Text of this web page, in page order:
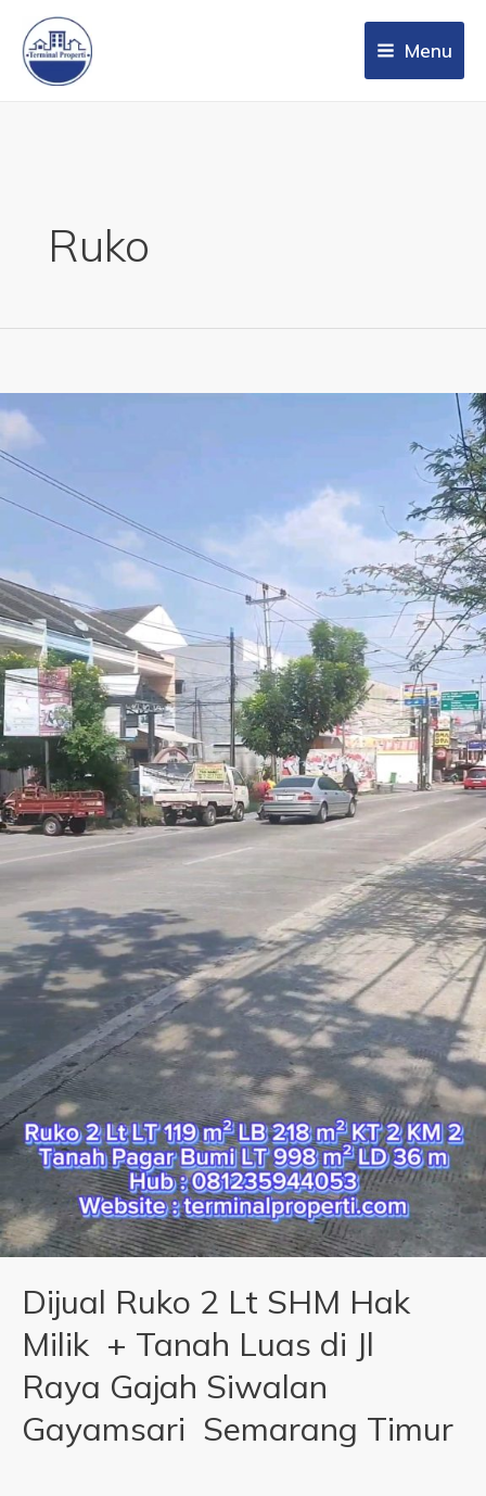
Menu
Ruko
Dijual Ruko 2 Lt SHM Hak
Milik + Tanah Luas di Jl
Raya Gajah Siwalan
Gayamsari Semarang Timur